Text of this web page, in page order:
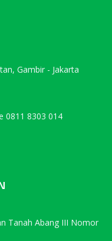
Gambir - Jakarta
0811 8303 014
Tanah Abang III Nomor